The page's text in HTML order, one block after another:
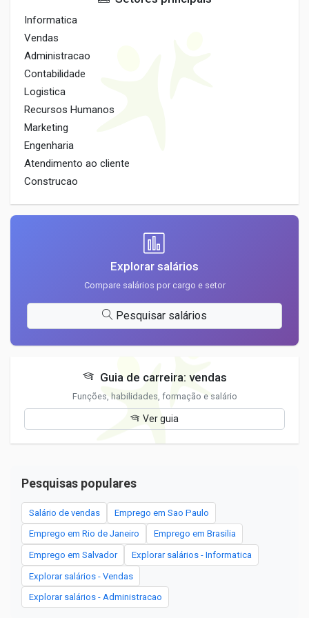
Informatica
Vendas
Administracao
Contabilidade
Logistica
Recursos Humanos
Marketing
Engenharia
Atendimento ao cliente
Construcao
Explorar salários
Compare salários por cargo e setor
Pesquisar salários
Guia de carreira: vendas
Funções, habilidades, formação e salário
Ver guia
Pesquisas populares
Salário de vendas Emprego em Sao Paulo
Emprego em Rio de Janeiro Emprego em Brasilia
Emprego em Salvador Explorar salários - Informatica
Explorar salários - Vendas
Explorar salários - Administracao